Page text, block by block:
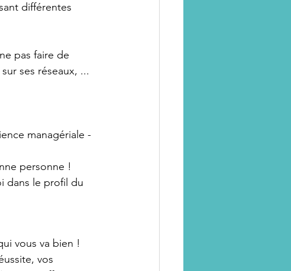
différentes
pas faire de
ses réseaux, ...
managériale -
personne !
dans le profil du
vous va bien !
vos